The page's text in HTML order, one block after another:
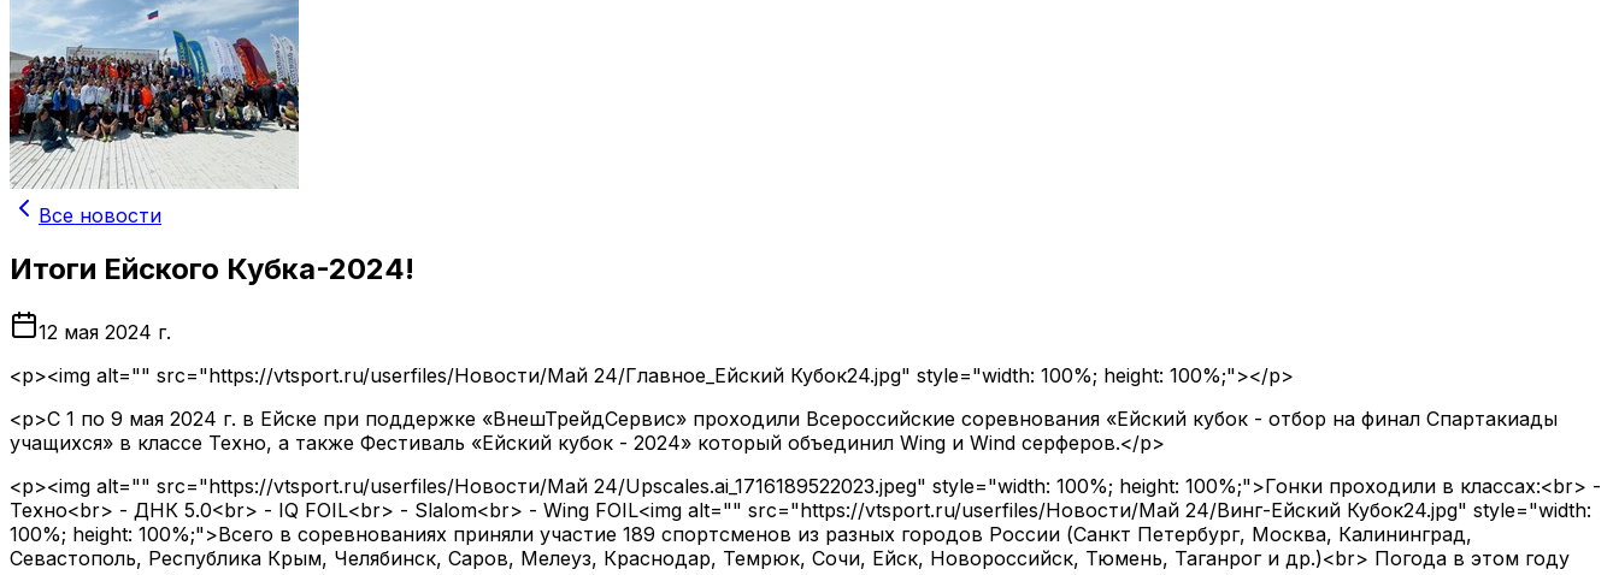
Все новости
Итоги Ейского Кубка-2024!
12 мая 2024 г.
<p><img alt="" src="https://vtsport.ru/userfiles/Новости/Май 24/Главное_Ейский Кубок24.jpg" style="width: 100%; height: 100%;"></p>
<p>С 1 по 9 мая 2024 г. в Ейске при поддержке «ВнешТрейдСервис» проходили Всероссийские соревнования «Ейский кубок - отбор на финал Спартакиады
учащихся» в классе Техно, а также Фестиваль «Ейский кубок - 2024» который объединил Wing и Wind серферов.</p>
<p><img alt="" src="https://vtsport.ru/userfiles/Новости/Май 24/Upscales.ai_1716189522023.jpeg" style="width: 100%; height: 100%;">Гонки проходили в классах:<br> -
Техно<br> - ДНК 5.0<br> - IQ FOIL<br> - Slalom<br> - Wing FOIL<img alt="" src="https://vtsport.ru/userfiles/Новости/Май 24/Винг-Ейский Кубок24.jpg" style="width:
100%; height: 100%;">Всего в соревнованиях приняли участие 189 спортсменов из разных городов России (Санкт Петербург, Москва, Калининград,
Севастополь, Республика Крым, Челябинск, Саров, Мелеуз, Краснодар, Темрюк, Сочи, Ейск, Новороссийск, Тюмень, Таганрог и др.)<br> Погода в этом году